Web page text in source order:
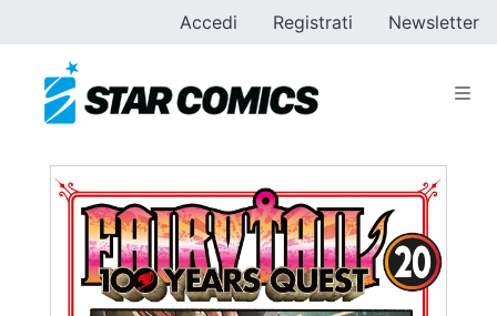
Accedi Registrati Newsletter